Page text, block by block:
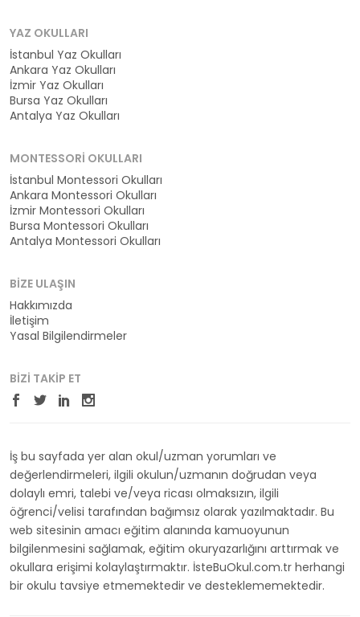
YAZ OKULLARI
İstanbul Yaz Okulları
Ankara Yaz Okulları
İzmir Yaz Okulları
Bursa Yaz Okulları
Antalya Yaz Okulları
MONTESSORI OKULLARI
İstanbul Montessori Okulları
Ankara Montessori Okulları
İzmir Montessori Okulları
Bursa Montessori Okulları
Antalya Montessori Okulları
BIZE ULAŞIN
Hakkımızda
İletişim
Yasal Bilgilendirmeler
BIZI TAKIP ET
İş bu sayfada yer alan okul/uzman yorumları ve
değerlendirmeleri, ilgili okulun/uzmanın doğrudan veya
dolaylı emri, talebi ve/veya ricası olmaksızın, ilgili
öğrenci/velisi tarafından bağımsız olarak yazılmaktadır. Bu
web sitesinin amacı eğitim alanında kamuoyunun
bilgilenmesini sağlamak, eğitim okuryazarlığını arttırmak ve
okullara erişimi kolaylaştırmaktır. İsteBuOkul.com.tr herhangi
bir okulu tavsiye etmemektedir ve desteklememektedir.